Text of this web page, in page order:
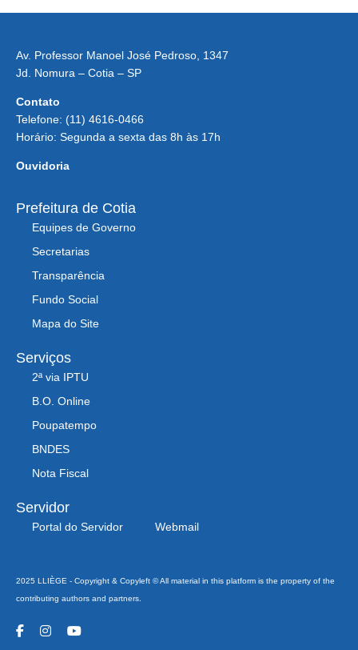
Av. Professor Manoel José Pedroso, 1347
Jd. Nomura – Cotia – SP
Contato
Telefone: (11) 4616-0466
Horário: Segunda a sexta das 8h às 17h
Ouvidoria
Prefeitura de Cotia
Equipes de Governo
Secretarias
Transparência
Fundo Social
Mapa do Site
Serviços
2ª via IPTU
B.O. Online
Poupatempo
BNDES
Nota Fiscal
Servidor
Portal do Servidor Webmail
2025 LLIÈGE - Copyright & Copyleft © All material in this platform is the property of the
contributing authors and partners.